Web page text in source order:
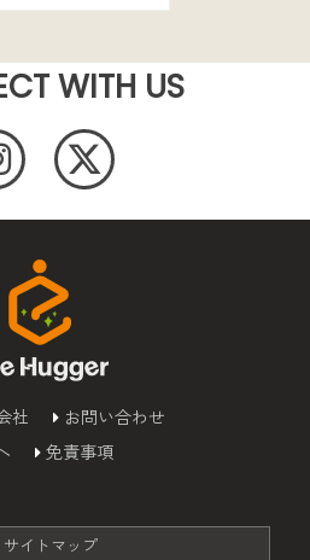
WITH US
社
お問い合わせ
免責事項
イトマップ